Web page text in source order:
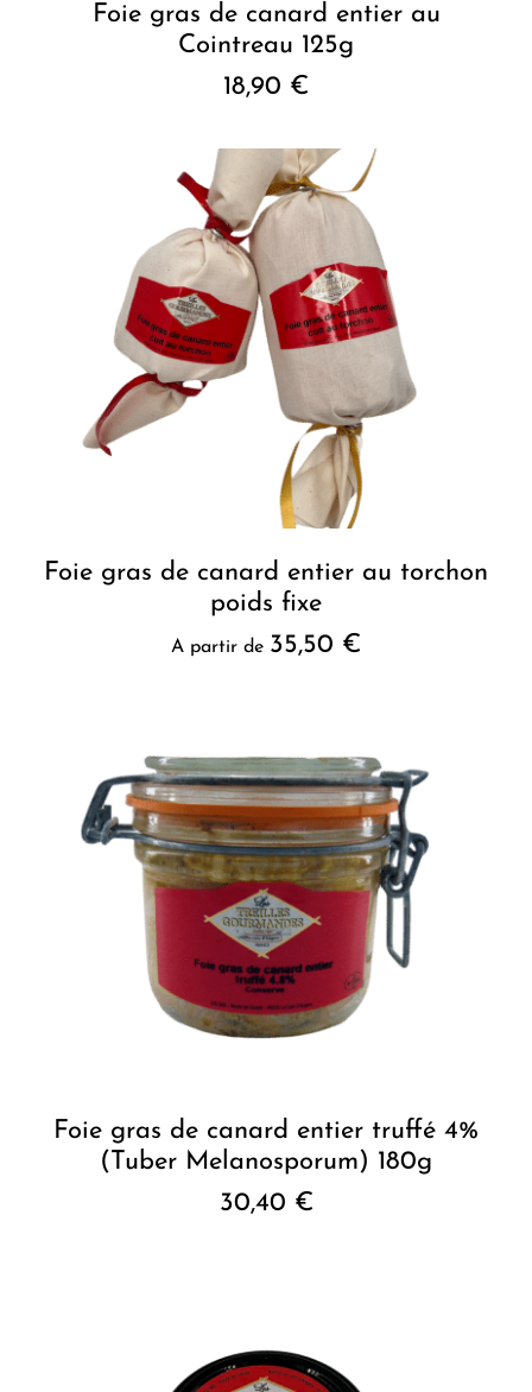
Foie gras de canard entier au
Cointreau 125g
18,90 €
Foie gras de canard entier au torchon
poids fixe
A partir de 35,50 €
Foie gras de canard entier truffé 4%
(Tuber Melanosporum) 180g
30,40 €